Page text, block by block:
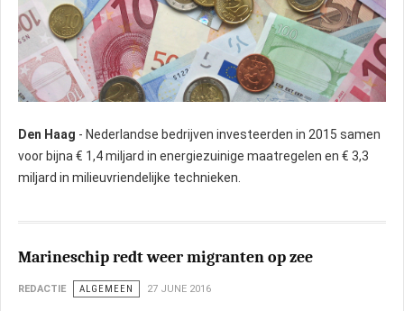
Den Haag - Nederlandse bedrijven investeerden in 2015 samen
voor bijna € 1,4 miljard in energiezuinige maatregelen en € 3,3
miljard in milieuvriendelijke technieken.
Marineschip redt weer migranten op zee
REDACTIE ALGEMEEN 27 JUNE 2016